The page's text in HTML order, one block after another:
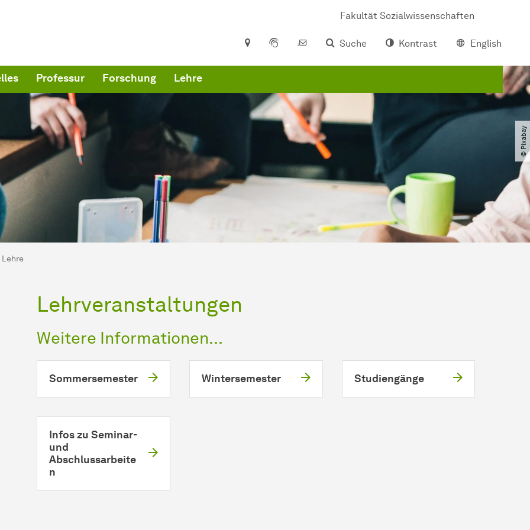
Fakultät Sozialwissenschaften
Suche
Kontrast English
Professur Forschung Lehre
© Pixabay
hier:
Lehre
Lehrveranstaltungen
Weitere Informationen...
Sommersemester Wintersemester Studiengänge
Infos zu Seminar-
und
Abschlussarbeite
n